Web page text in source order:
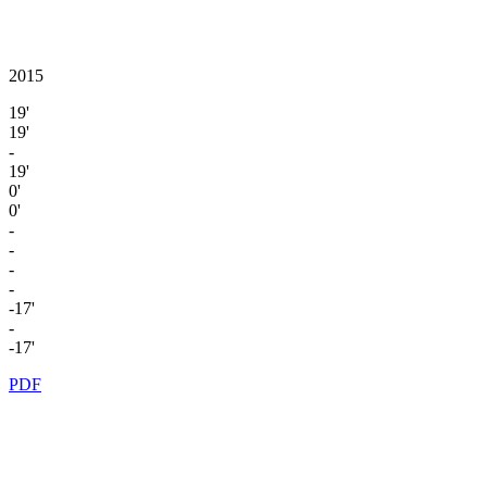
2015
19'
19'
-
19'
0'
0'
-
-
-
-
-17'
-
-17'
PDF